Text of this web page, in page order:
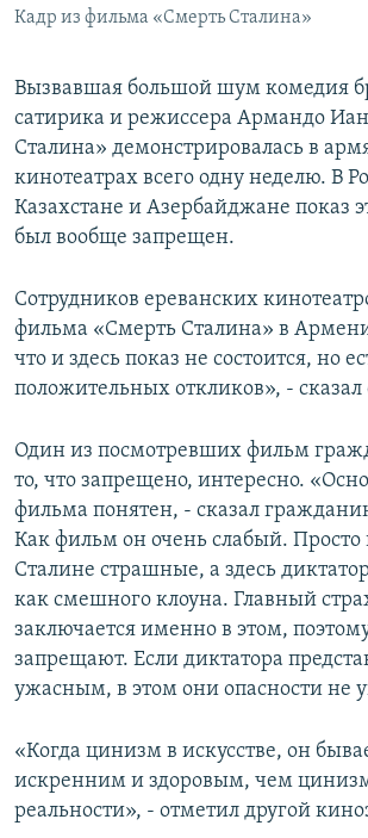
Все сайты Радио Азатутюн
Кадр из фильма «Смерть Сталина»
Вызвавшая большой шум комедия
сатирика и режиссера Армандо
Сталина» демонстрировалась в
кинотеатрах всего одну неделю. В
Казахстане и Азербайджане показ
был вообще запрещен.
Сотрудников ереванских
фильма «Смерть Сталина» в
что и здесь показ не состоится, но
положительных откликов», -
Один из посмотревших фильм
то, что запрещено, интересно.
фильма понятен, - сказал
Как фильм он очень слабый.
Сталине страшные, а здесь
как смешного клоуна. Главный
заключается именно в этом,
запрещают. Если диктатора
ужасным, в этом они опасности не
«Когда цинизм в искусстве, он
искренним и здоровым, чем
реальности», - отметил другой